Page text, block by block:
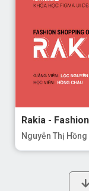
Rakia -
Nguyễn Thị Hồng